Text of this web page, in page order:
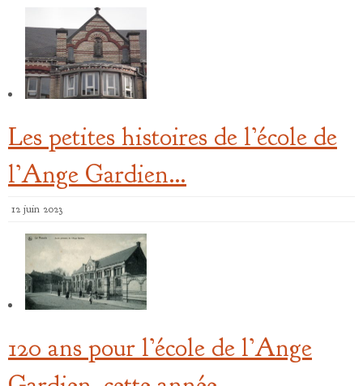
Les petites histoires de l’école de
l’Ange Gardien…
12 juin 2023
120 ans pour l’école de l’Ange